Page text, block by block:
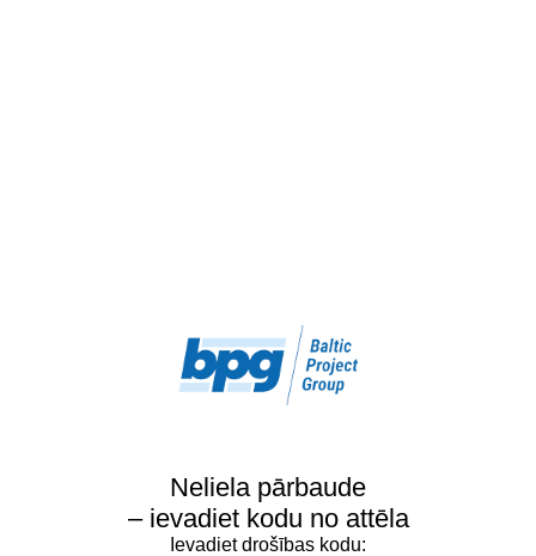
Neliela pārbaude
– ievadiet kodu no attēla
Ievadiet drošības kodu: